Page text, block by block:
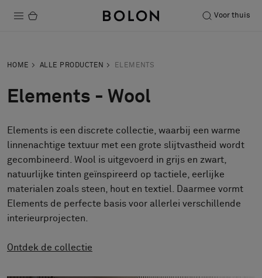
Voor thuis
Duurzaamheid
Installatie
Onderhoud
Samenwerkingen met Designers
Over ons
HOME ALLE PRODUCTEN ELEMENTS
Elements - Wool
Elements is een discrete collectie, waarbij een warme
linnenachtige textuur met een grote slijtvastheid wordt
gecombineerd. Wool is uitgevoerd in grijs en zwart,
natuurlijke tinten geïnspireerd op tactiele, eerlijke
materialen zoals steen, hout en textiel. Daarmee vormt
Elements de perfecte basis voor allerlei verschillende
interieurprojecten.
Ontdek de collectie